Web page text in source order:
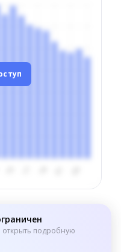
открыть подробную